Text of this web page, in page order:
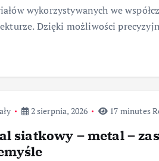
wykorzystywanych we
Dzięki możliwości
2 sierpnia, 2026 17 minutes
siatkowy – metal –